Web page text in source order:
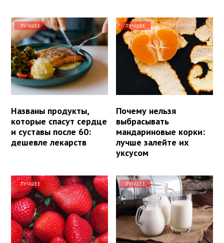
ЛУЧШЕЕ
Названы продукты,
которые спасут сердце
и суставы после 60:
дешевле лекарств
ЛУЧШЕЕ
Почему нельзя
выбрасывать
мандариновые корки:
лучше залейте их
уксусом
ЛУЧШЕЕ ЛУЧШЕЕ